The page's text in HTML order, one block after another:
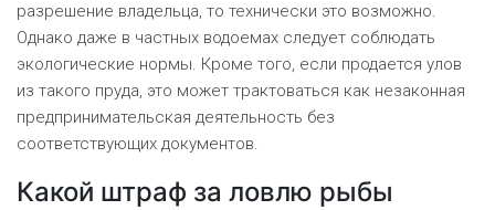
разрешение владельца, то технически это возможно.
Однако даже в частных водоемах следует соблюдать
экологические нормы. Кроме того, если продается улов
из такого пруда, это может трактоваться как незаконная
предпринимательская деятельность без
соответствующих документов.
Какой штраф за ловлю рыбы